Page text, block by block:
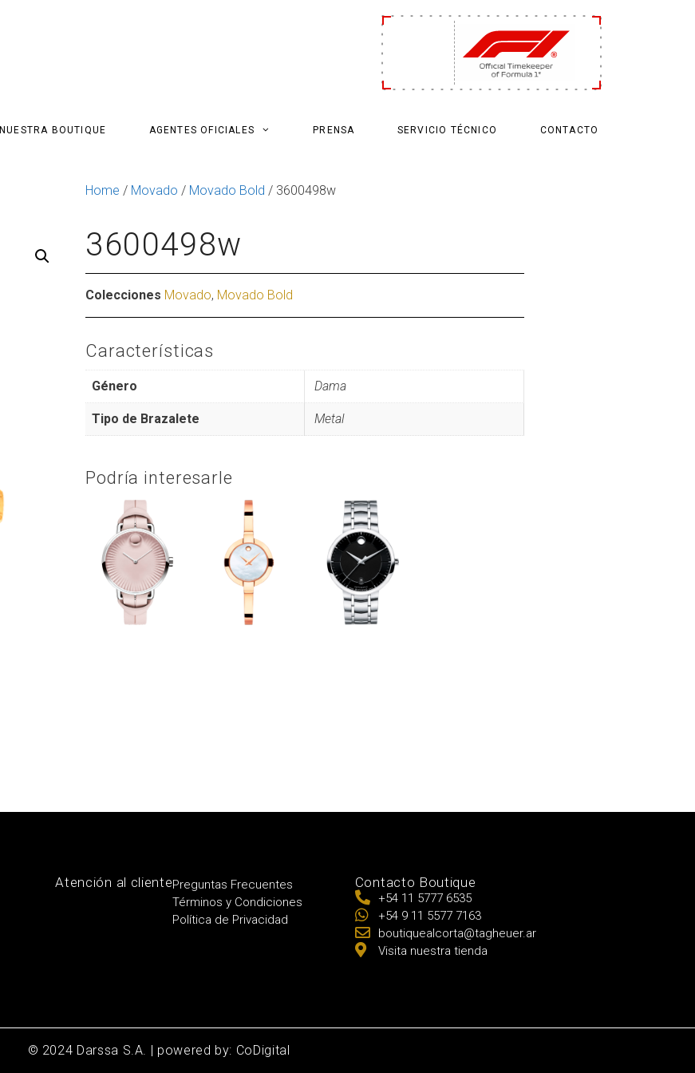
NUESTRA BOUTIQUE AGENTES OFICIALES PRENSA SERVICIO TÉCNICO CONTACTO
Home / Movado / Movado Bold / 3600498w
3600498w
Colecciones Movado, Movado Bold
Características
Género Dama
Tipo de Brazalete Metal
Podría interesarle
Atención al clientePreguntas Frecuentes
Términos y Condiciones
Política de Privacidad
Contacto Boutique
+54 11 5777 6535
+54 9 11 5577 7163
boutiquealcorta@tagheuer.ar
Visita nuestra tienda
© 2024 Darssa S.A. | powered by: CoDigital